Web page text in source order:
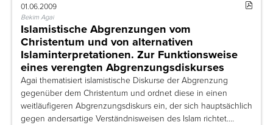
01.06.2009
Bekim Agai
Islamistische Abgrenzungen vom
Christentum und von alternativen
Islaminterpretationen. Zur Funktionsweise
eines verengten Abgrenzungsdiskurses
Agai thematisiert islamistische Diskurse der Abgrenzung
gegenüber dem Christentum und ordnet diese in einen
weitläufigeren Abgrenzungsdiskurs ein, der sich hauptsächlich
gegen andersartige Verständnisweisen des Islam richtet.…